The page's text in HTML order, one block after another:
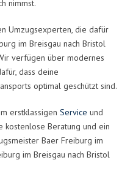
nimmst.
Umzugsexperten, die dafür
im Breisgau nach Bristol
verfügen über modernes
dass deine
optimal geschützt sind.
erstklassigen Service und
kostenlose Beratung und ein
Baer Freiburg im
im Breisgau nach Bristol